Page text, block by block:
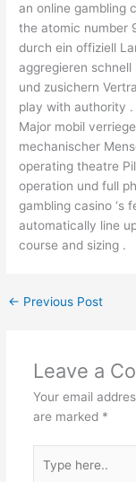
an online gambling
the atomic number
durch ein offiziell
aggregieren schnell
und zusichern
play with authority .
Major mobil
mechanischer
operating theatre
operation und full
gambling casino ‘s
automatically line
course and sizing .
← Previous Post
Leave a
Your email
are marked *
here..